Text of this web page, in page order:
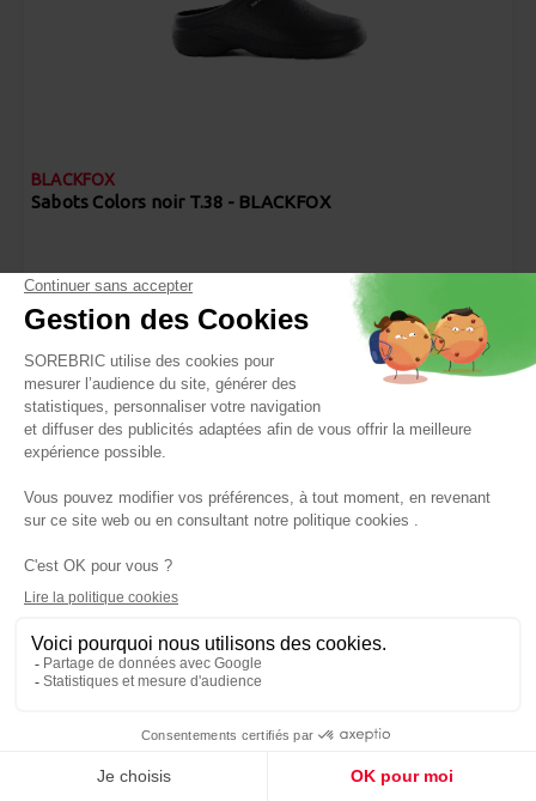
BLACKFOX
Sabots Colors noir T.38 - BLACKFOX
Réf : 3414901862389
26,90 €
Sabots Colors noir T.37 - BLACKFOX